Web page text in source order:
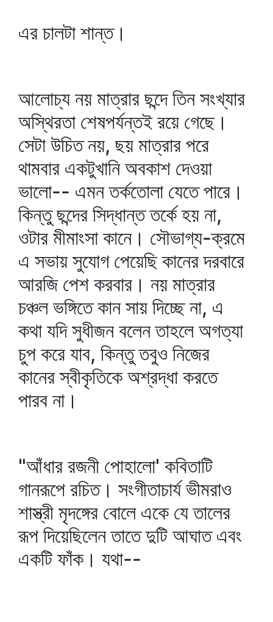
এর চালটা শান্ত।
আলোচ্য নয় মাত্রার ছন্দে তিন সংখ্যার
অস্থিরতা শেষপর্যন্তই রয়ে গেছে।
সেটা উচিত নয়, ছয় মাত্রার পরে
থামবার একটুখানি অবকাশ দেওয়া
ভালো-- এমন তর্কতোলা যেতে পারে।
কিন্তু ছন্দের সিদ্ধান্ত তর্কে হয় না,
ওটার মীমাংসা কানে। সৌভাগ্য-ক্রমে
এ সভায় সুযোগ পেয়েছি কানের দরবারে
আরজি পেশ করবার। নয় মাত্রার
চঞ্চল ভঙ্গিতে কান সায় দিচ্ছে না, এ
কথা যদি সুধীজন বলেন তাহলে অগত্যা
চুপ করে যাব, কিন্তু তবুও নিজের
কানের স্বীকৃতিকে অশ্রদ্ধা করতে
পারব না।
"আঁধার রজনী পোহালো' কবিতাটি
গানরূপে রচিত। সংগীতাচার্য ভীমরাও
শাস্ত্রী মৃদঙ্গের বোলে একে যে তালের
রূপ দিয়েছিলেন তাতে দুটি আঘাত এবং
একটি ফাঁক। যথা--